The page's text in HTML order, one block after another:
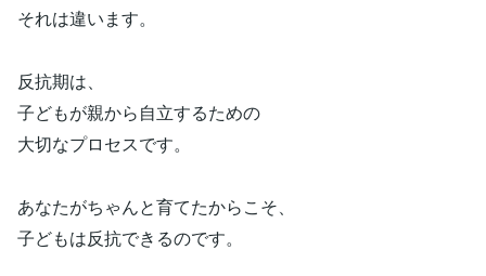
それは違います。
反抗期は、
子どもが親から自立するための
大切なプロセスです。
あなたがちゃんと育てたからこそ、
子どもは反抗できるのです。